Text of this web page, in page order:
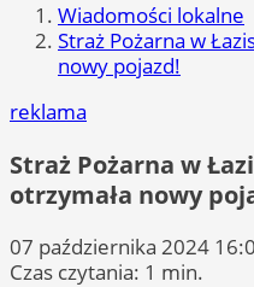
Wiadomości lokalne
Straż Pożarna w
nowy pojazd!
reklama
Straż Pożarna w
otrzymała nowy
07 października 2024
Czas czytania: 1 min.